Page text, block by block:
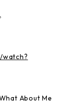
watch?
About Me